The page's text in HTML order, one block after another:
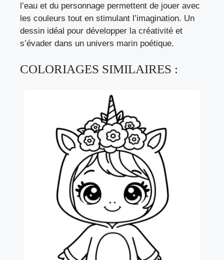
l’eau et du personnage permettent de jouer avec
les couleurs tout en stimulant l’imagination. Un
dessin idéal pour développer la créativité et
s’évader dans un univers marin poétique.
COLORIAGES SIMILAIRES :